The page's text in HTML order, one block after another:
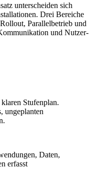
unterscheiden sich
Drei Bereiche
Parallelbetrieb und
und Nutzer-
Stufenplan.
ungeplanten
Daten,
erfasst